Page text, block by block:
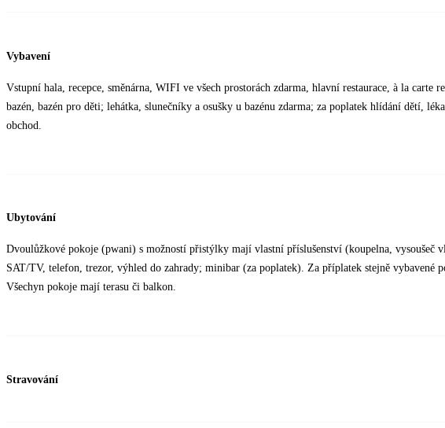
Vybavení
Vstupní hala, recepce, směnárna, WIFI ve všech prostorách zdarma, hlavní restaurace, à la carte
bazén, bazén pro děti; lehátka, slunečníky a osušky u bazénu zdarma; za poplatek hlídání dětí,
obchod.
Ubytování
Dvoulůžkové pokoje (pwani) s možností přistýlky mají vlastní příslušenství (koupelna, vysoušeč
SAT/TV, telefon, trezor, výhled do zahrady; minibar (za poplatek). Za příplatek stejně vybavené
Všechyn pokoje mají terasu či balkon.
Stravování